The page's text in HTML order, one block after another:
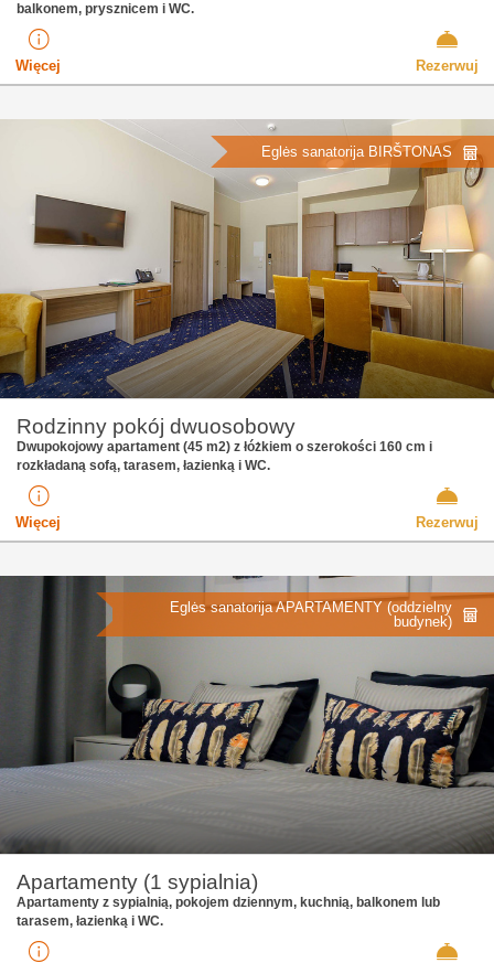
balkonem, prysznicem i WC.
Więcej Rezerwuj
Eglės sanatorija BIRŠTONAS
Rodzinny pokój dwuosobowy
Dwupokojowy apartament (45 m2) z łóżkiem o szerokości 160 cm i
rozkładaną sofą, tarasem, łazienką i WC.
Więcej Rezerwuj
Eglės sanatorija APARTAMENTY (oddzielny
budynek)
Apartamenty (1 sypialnia)
Apartamenty z sypialnią, pokojem dziennym, kuchnią, balkonem lub
tarasem, łazienką i WC.